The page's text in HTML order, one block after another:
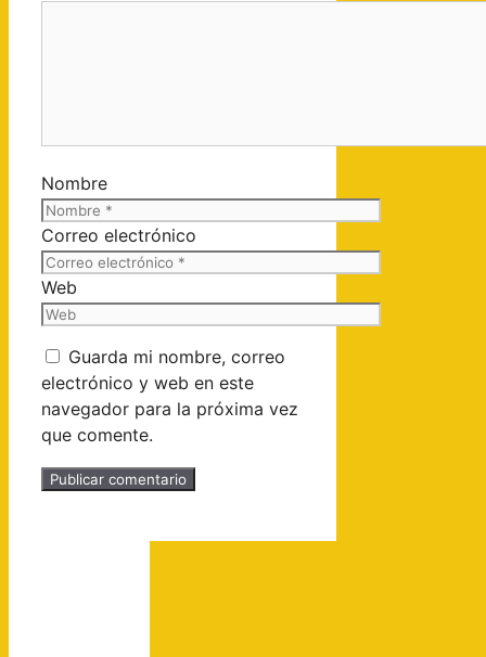
Nombre
Correo electrónico
Web
Guarda mi nombre, correo
electrónico y web en este
navegador para la próxima vez
que comente.